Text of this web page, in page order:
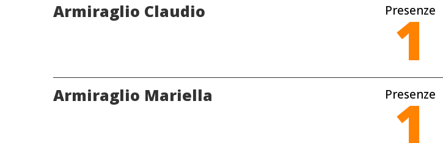
Armiraglio Claudio Presenze
1
Armiraglio Mariella Presenze
1